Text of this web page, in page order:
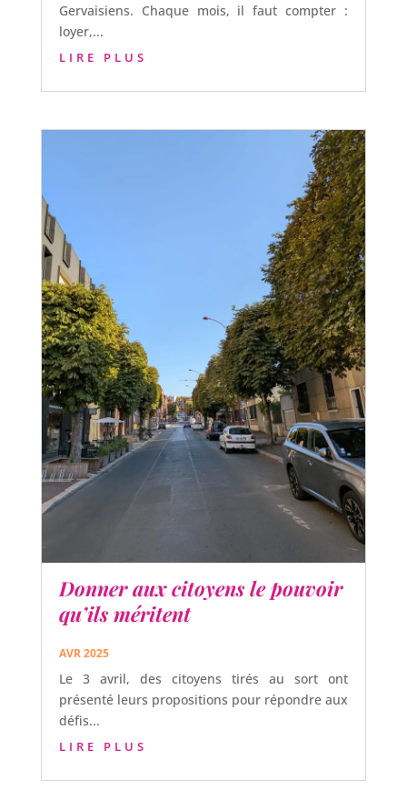
Gervaisiens. Chaque mois, il faut compter :
loyer,...
LIRE PLUS
Donner aux citoyens le pouvoir
qu’ils méritent
AVR 2025
Le 3 avril, des citoyens tirés au sort ont
présenté leurs propositions pour répondre aux
défis...
LIRE PLUS